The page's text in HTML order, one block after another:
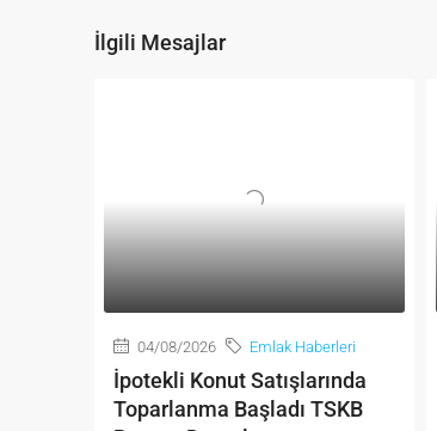
İlgili Mesajlar
04/08/2026 Emlak Haberleri
İpotekli Konut Satışlarında
Toparlanma Başladı TSKB